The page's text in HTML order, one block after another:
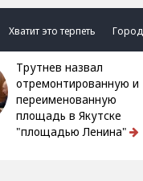
Хватит это терпеть Город
Трутнев назвал
отремонтированную и
переименованную
площадь в Якутске
"площадью Ленина"